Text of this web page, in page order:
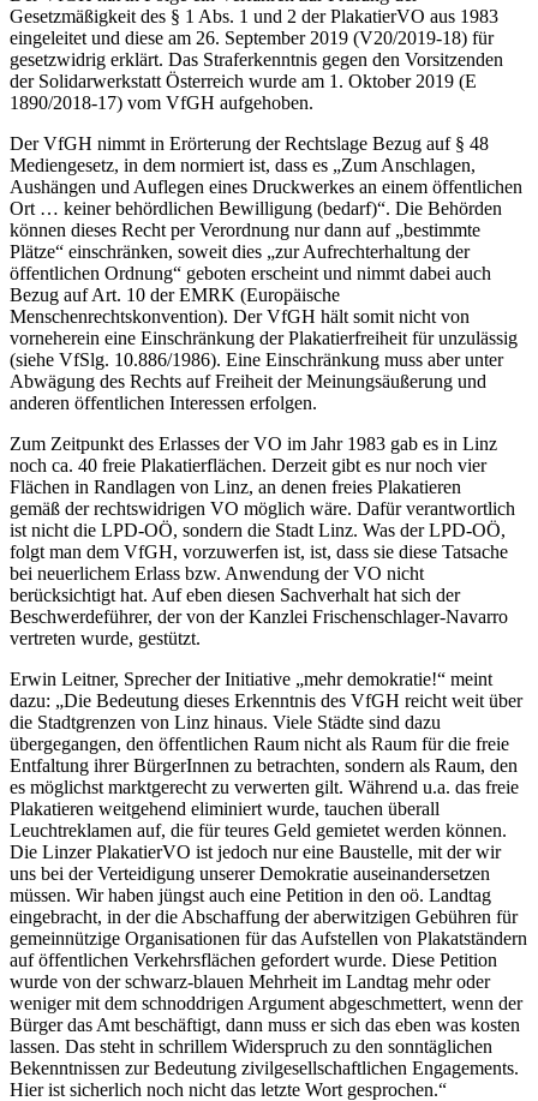
Gesetzmäßigkeit des § 1 Abs. 1 und 2 der PlakatierVO aus 1983
eingeleitet und diese am 26. September 2019 (V20/2019-18) für
gesetzwidrig erklärt. Das Straferkenntnis gegen den Vorsitzenden
der Solidarwerkstatt Österreich wurde am 1. Oktober 2019 (E
1890/2018-17) vom VfGH aufgehoben.
Der VfGH nimmt in Erörterung der Rechtslage Bezug auf § 48
Mediengesetz, in dem normiert ist, dass es „Zum Anschlagen,
Aushängen und Auflegen eines Druckwerkes an einem öffentlichen
Ort … keiner behördlichen Bewilligung (bedarf)“. Die Behörden
können dieses Recht per Verordnung nur dann auf „bestimmte
Plätze“ einschränken, soweit dies „zur Aufrechterhaltung der
öffentlichen Ordnung“ geboten erscheint und nimmt dabei auch
Bezug auf Art. 10 der EMRK (Europäische
Menschenrechtskonvention). Der VfGH hält somit nicht von
vorneherein eine Einschränkung der Plakatierfreiheit für unzulässig
(siehe VfSlg. 10.886/1986). Eine Einschränkung muss aber unter
Abwägung des Rechts auf Freiheit der Meinungsäußerung und
anderen öffentlichen Interessen erfolgen.
Zum Zeitpunkt des Erlasses der VO im Jahr 1983 gab es in Linz
noch ca. 40 freie Plakatierflächen. Derzeit gibt es nur noch vier
Flächen in Randlagen von Linz, an denen freies Plakatieren
gemäß der rechtswidrigen VO möglich wäre. Dafür verantwortlich
ist nicht die LPD-OÖ, sondern die Stadt Linz. Was der LPD-OÖ,
folgt man dem VfGH, vorzuwerfen ist, ist, dass sie diese Tatsache
bei neuerlichem Erlass bzw. Anwendung der VO nicht
berücksichtigt hat. Auf eben diesen Sachverhalt hat sich der
Beschwerdeführer, der von der Kanzlei Frischenschlager-Navarro
vertreten wurde, gestützt.
Erwin Leitner, Sprecher der Initiative „mehr demokratie!“ meint
dazu: „Die Bedeutung dieses Erkenntnis des VfGH reicht weit über
die Stadtgrenzen von Linz hinaus. Viele Städte sind dazu
übergegangen, den öffentlichen Raum nicht als Raum für die freie
Entfaltung ihrer BürgerInnen zu betrachten, sondern als Raum, den
es möglichst marktgerecht zu verwerten gilt. Während u.a. das freie
Plakatieren weitgehend eliminiert wurde, tauchen überall
Leuchtreklamen auf, die für teures Geld gemietet werden können.
Die Linzer PlakatierVO ist jedoch nur eine Baustelle, mit der wir
uns bei der Verteidigung unserer Demokratie auseinandersetzen
müssen. Wir haben jüngst auch eine Petition in den oö. Landtag
eingebracht, in der die Abschaffung der aberwitzigen Gebühren für
gemeinnützige Organisationen für das Aufstellen von Plakatständern
auf öffentlichen Verkehrsflächen gefordert wurde. Diese Petition
wurde von der schwarz-blauen Mehrheit im Landtag mehr oder
weniger mit dem schnoddrigen Argument abgeschmettert, wenn der
Bürger das Amt beschäftigt, dann muss er sich das eben was kosten
lassen. Das steht in schrillem Widerspruch zu den sonntäglichen
Bekenntnissen zur Bedeutung zivilgesellschaftlichen Engagements.
Hier ist sicherlich noch nicht das letzte Wort gesprochen.“